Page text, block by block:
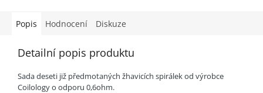
Popis Hodnocení Diskuze
Detailní popis produktu
Sada deseti již předmotaných žhavicích spirálek od výrobce
Coilology o odporu 0,6ohm.